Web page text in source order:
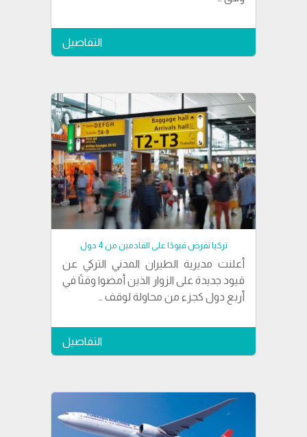
التفاصيل
تركيا تفرض قيودًا على القادمين من 4 دول
أعلنت مديرية الطيران المدني التركي عن
قيود جديدة على الزوار الذين أمضوا وقتًا في
أربع دول كجزء من محاولة لوقف …
التفاصيل